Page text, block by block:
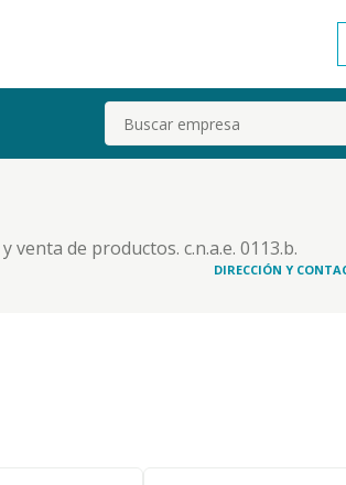
Buscar
de productos. c.n.a.e. 0113.b.
reaseguros privados residentes
DIRECCIÓN Y